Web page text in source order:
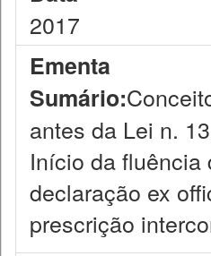
2017
Ementa
Sumário:
antes da Lei n.
Início da fluência
declaração ex
prescrição